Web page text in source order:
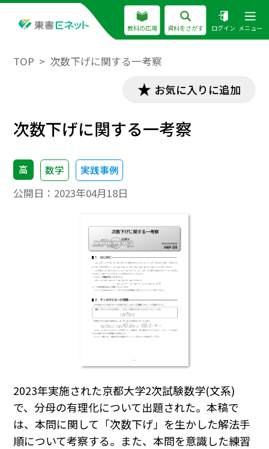
教科の広場 資料をさがす ログイン メニュー
TOP 次数下げに関する一考察
お気に入りに追加
次数下げに関する一考察
高 数学 実践事例
公開日： 2023年04月18日
2023年実施された京都大学2次試験数学(文系)
で、分母の有理化について出題された。本稿で
は、本問に関して「次数下げ」を生かした解法手
順について考察する。また、本問を意識した練習